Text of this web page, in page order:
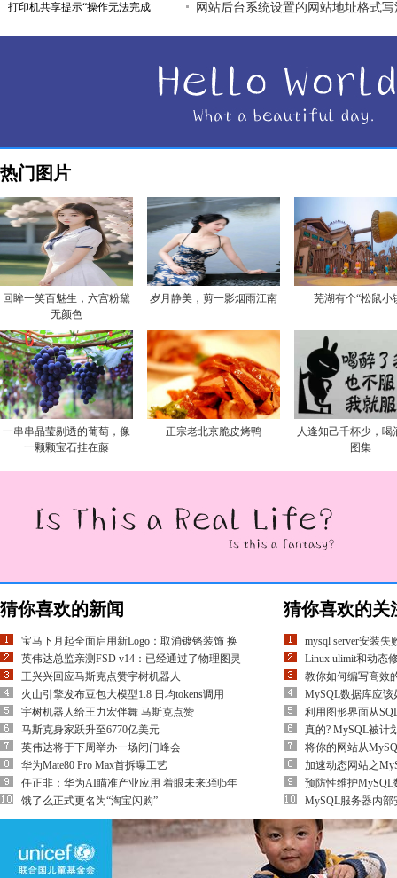
打印机共享提示“操作无法完成
网站后台系统设置的网站地址格式写
热门图片
回眸一笑百魅生，六宫粉黛
无颜色
岁月静美，剪一影烟雨江南 芜湖有个“松鼠小
一串串晶莹剔透的葡萄，像
一颗颗宝石挂在藤
正宗老北京脆皮烤鸭
人逢知己千杯少，喝
图集
猜你喜欢的新闻
宝马下月起全面启用新Logo：取消镀铬装饰 换
英伟达总监亲测FSD v14：已经通过了物理图灵
王兴兴回应马斯克点赞宇树机器人
火山引擎发布豆包大模型1.8 日均tokens调用
宇树机器人给王力宏伴舞 马斯克点赞
马斯克身家跃升至6770亿美元
英伟达将于下周举办一场闭门峰会
华为Mate80 Pro Max首拆曝工艺
任正非：华为AI瞄准产业应用 着眼未来3到5年
饿了么正式更名为“淘宝闪购”
猜你喜欢的关
mysql server安装
Linux ulimit和动态
教你如何编写高效
MySQL数据库应
利用图形界面从
真的? MySQL被计
将你的网站从
加速动态网站之
预防性维护
MySQL服务器内